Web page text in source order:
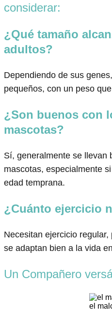
considerar:
¿Qué tamaño
adultos?
Dependiendo de sus
pequeños, con un peso
¿Son buenos con
mascotas?
Sí, generalmente se llevan
mascotas, especialmente
edad temprana.
¿Cuánto ejercicio
Necesitan ejercicio
se adaptan bien a la vida
Un Compañero
el